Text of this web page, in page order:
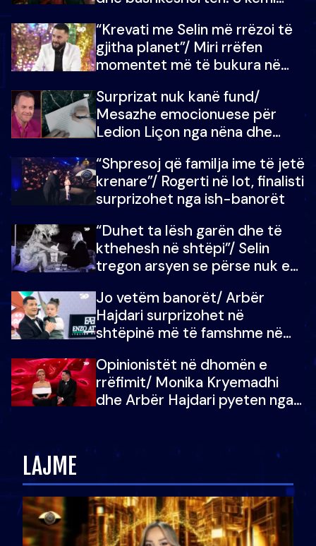
“Krevati me Selin më rrëzoi të
gjitha planet”/ Miri rrëfen
momentet më të bukura në
mungojë zilja e mëngjesit kur…
Surprizat nuk kanë fund/
Mesazhe emocionuese për
Ledion Liçon nga nëna dhe
mban dot lotët: Nuk meritoj…
“Shpresoj që familja ime të jetë
krenare”/ Rogerti në lot, finalisti
surprizohet nga ish-banorët
“Duhet ta lësh garën dhe të
kthehesh në shtëpi”/ Selin
tregon arsyen se përse nuk e
çoja luftën time deri në fund
Jo vetëm banorët/ Arbër
Hajdari surprizohet në
shtëpinë më të famshme në
vajzën e tij
Opinionistët në dhomën e
rrëfimit/ Monika Kryemadhi
dhe Arbër Hajdari pyeten nga
LAJME